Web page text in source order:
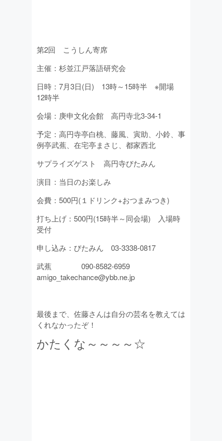
第2回 こうしん寄席
主催：杉並江戸落語研究会
日時：7月3日(日) 13時～15時半 ※開場
12時半
会場：庚申文化会館 高円寺北3-34-1
予定：高円寺亭白桃、藤風、寅助、小鈴、事
例亭武蕉、在宅亭まさじ、都家西北
サプライズゲスト 高円寺びたみん
演目：当日のお楽しみ
会費：500円(１ドリンク+おつまみつき)
打ち上げ：500円(15時半～同会場) 入場時
受付
申し込み：びたみん 03-3338-0817
武蕉 090-8582-6959
amigo_takechance@ybb.ne.jp
最後まで、佐藤さんは自分の芸名を教えては
くれなかったぞ！
かたくな～～～～☆